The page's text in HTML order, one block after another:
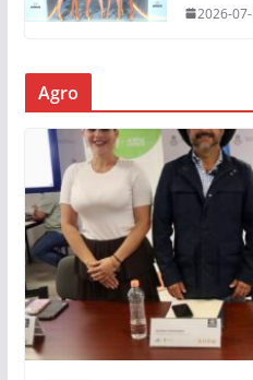
2026-
Agro